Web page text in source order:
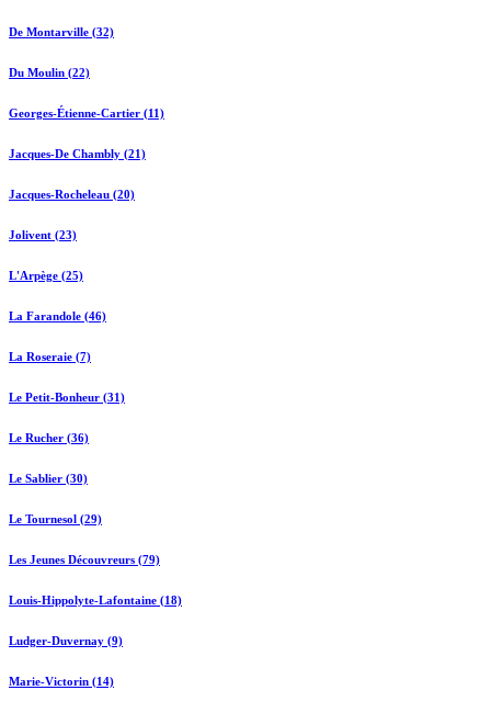
De Montarville (32)
Du Moulin (22)
Georges-Étienne-Cartier (11)
Jacques-De Chambly (21)
Jacques-Rocheleau (20)
Jolivent (23)
L'Arpège (25)
La Farandole (46)
La Roseraie (7)
Le Petit-Bonheur (31)
Le Rucher (36)
Le Sablier (30)
Le Tournesol (29)
Les Jeunes Découvreurs (79)
Louis-Hippolyte-Lafontaine (18)
Ludger-Duvernay (9)
Marie-Victorin (14)